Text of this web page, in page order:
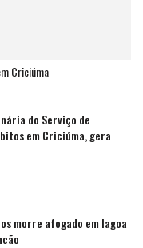
Criciúma
do Serviço de
em Criciúma, gera
morre afogado em lagoa